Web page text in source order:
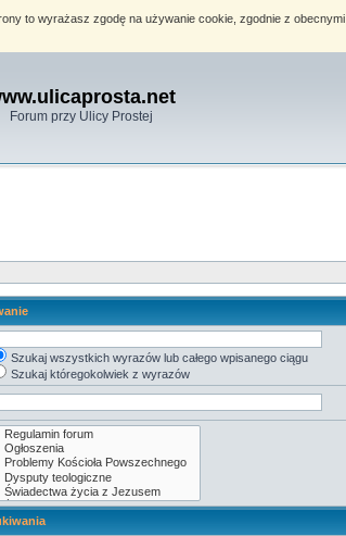
to wyrażasz zgodę na używanie cookie, zgodnie z obecnymi
Forum przy Ulicy Prostej
Szukaj wszystkich wyrazów lub całego wpisanego ciągu
Szukaj któregokolwiek z wyrazów